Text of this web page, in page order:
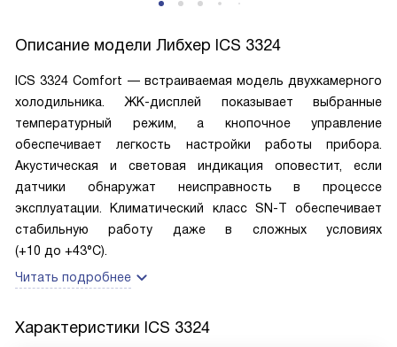
Описание модели Либхер ICS 3324
ICS 3324 Comfort — встраиваемая модель двухкамерного
холодильника. ЖК-дисплей показывает выбранные
температурный режим, а кнопочное управление
обеспечивает легкость настройки работы прибора.
Акустическая и световая индикация оповестит, если
датчики обнаружат неисправность в процессе
эксплуатации. Климатический класс SN-T обеспечивает
стабильную работу даже в сложных условиях
(+10 до +43°C).
Читать подробнее
Характеристики ICS 3324